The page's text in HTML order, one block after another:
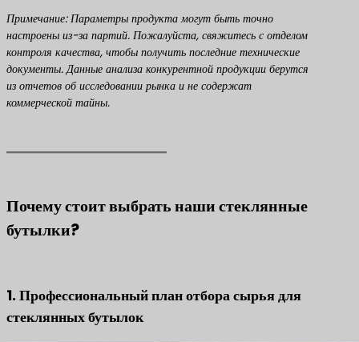
Примечание: Параметры продукта могут быть точно
настроены из-за партий. Пожалуйста, свяжитесь с отделом
контроля качества, чтобы получить последние технические
документы. Данные анализа конкурентной продукции берутся
из отчетов об исследовании рынка и не содержат
коммерческой тайны.
Почему стоит выбрать наши стеклянные
бутылки?
1. Профессиональный план отбора сырья для
стеклянных бутылок